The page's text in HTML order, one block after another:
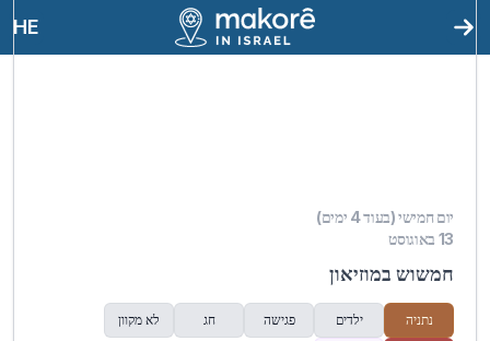
HE
יום חמישי (בעוד 4 ימים)
13 באוגוסט
חמשוש במוזיאון
נתניה ילדים פגישה חג לא מקוון